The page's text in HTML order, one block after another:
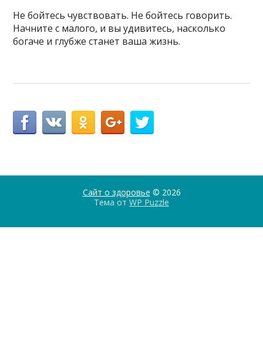
Не бойтесь чувствовать. Не бойтесь говорить.
Начните с малого, и вы удивитесь, насколько
богаче и глубже станет ваша жизнь.
Сайт о здоровье © 2026
Тема от WP Puzzle